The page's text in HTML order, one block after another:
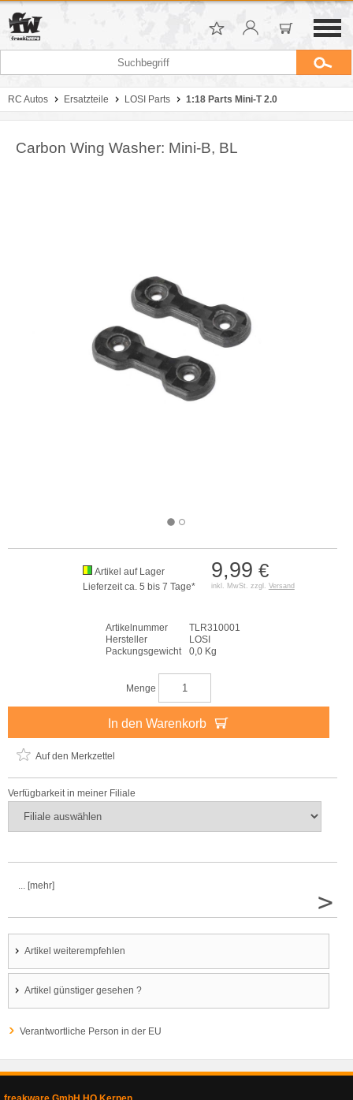
RC Autos Ersatzteile LOSI Parts 1:18 Parts Mini-T 2.0
Carbon Wing Washer: Mini-B, BL
9,99 €
inkl. MwSt. zzgl. Versand
Artikel auf Lager
Lieferzeit ca. 5 bis 7 Tage*
Artikelnummer
TLR310001
Hersteller
LOSI
Packungsgewicht
0,0 Kg
Menge
In den Warenkorb
Auf den Merkzettel
Verfügbarkeit in meiner Filiale
... [mehr]
>
Artikel weiterempfehlen
Artikel günstiger gesehen ?
Verantwortliche Person in der EU